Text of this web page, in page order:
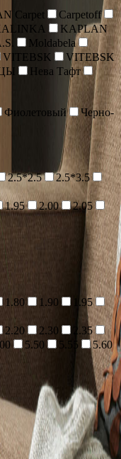
Carpet
Carpetoff
KAPLAN
Moldabela
VITEBSK
VITEBSK
Нева Тафт
Фиолетовый
Черно-
2.5*2.5
2.5*3.5
1.95 2.00
2.05
1.80 1.90
1.95
2.20 2.30
2.35
5.50 5.55
5.60